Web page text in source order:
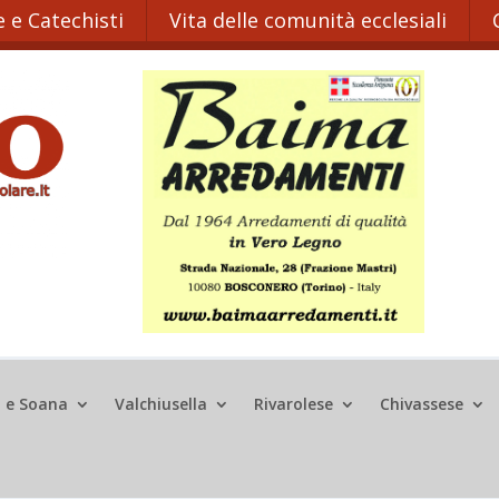
e Catechisti Vita delle comunità ecclesiali
e Soana Valchiusella Rivarolese Chivassese